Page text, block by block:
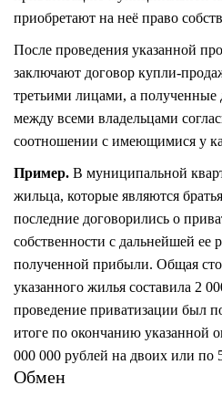
приобретают на неё право
После проведения указанной
заключают договор купли-
третьими лицами, а полученные
между всеми владельцами
соотношении с имеющимися у
Пример. В муниципальной
жильца, которые являются
последние договорились о
собственности с дальнейшей ее
полученной прибыли. Общая
указанного жилья составила 2
проведение приватизации был
итоге по окончанию указанной
000 000 рублей на двоих или по
Обмен